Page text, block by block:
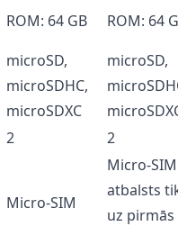
ROM: 64 GB ROM: 64
microSD,
microSDHC,
microSDXC
microSD,
2 2
Micro-SIM
Micro-
atbalsts
uz pirmās